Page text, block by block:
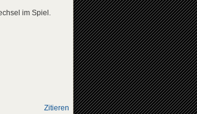
im Spiel.
Zitieren